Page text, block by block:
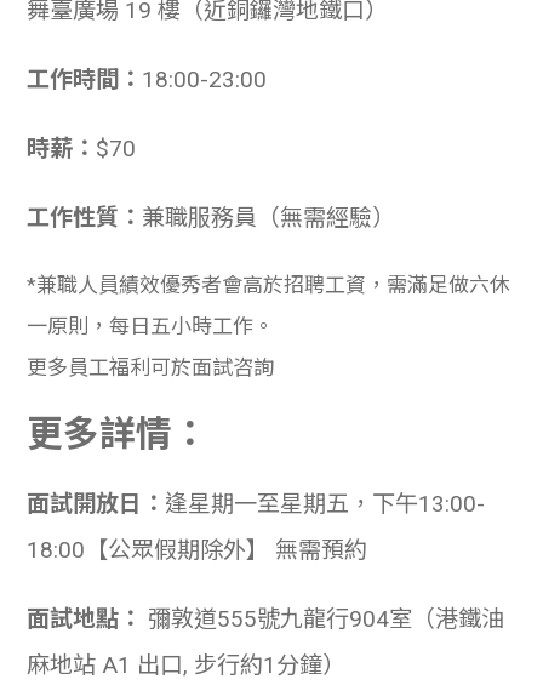
舞臺廣場 19 樓（近銅鑼灣地鐵口）
工作時間： 18:00-23:00
時薪： $70
工作性質： 兼職服務員（無需經驗）
*兼職人員績效優秀者會高於招聘工資，需滿足做六休
一原則，每日五小時工作。
更多員工福利可於面試咨詢
更多詳情：
面試開放日： 逢星期一至星期五，下午13:00-
18:00【公眾假期除外】 無需預約
面試地點： 彌敦道555號九龍行904室（港鐵油
麻地站 A1 出口, 步行約1分鐘）